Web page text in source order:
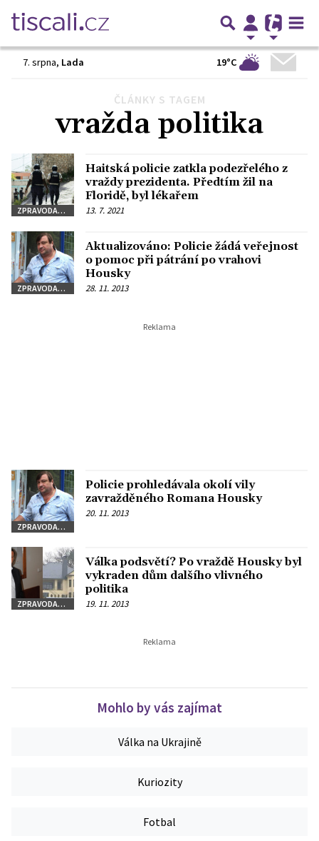
7. srpna, Lada 19°C
ČLÁNKY S TAGEM
vražda politika
ZPRAVODAJSTVÍ
Haitská policie zatkla podezřelého z
vraždy prezidenta. Předtím žil na
Floridě, byl lékařem
13. 7. 2021
ZPRAVODAJSTVÍ
Aktualizováno: Policie žádá veřejnost
o pomoc při pátrání po vrahovi
Housky
28. 11. 2013
ZPRAVODAJSTVÍ
Policie prohledávala okolí vily
zavražděného Romana Housky
20. 11. 2013
ZPRAVODAJSTVÍ
Válka podsvětí? Po vraždě Housky byl
vykraden dům dalšího vlivného
politika
19. 11. 2013
Mohlo by vás zajímat
Válka na Ukrajině
Kuriozity
Fotbal